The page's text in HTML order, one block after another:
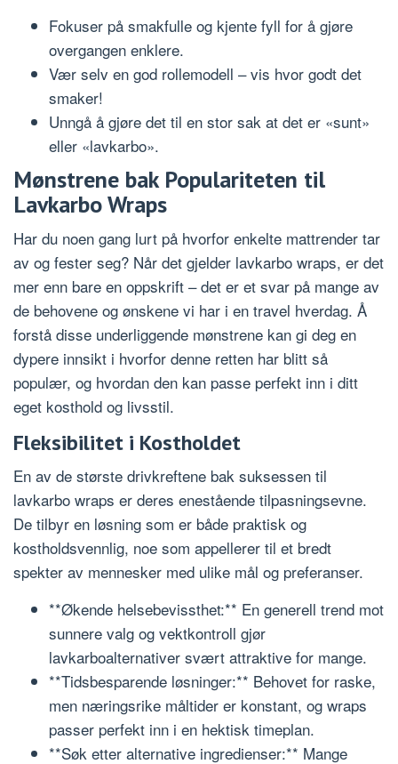
Fokuser på smakfulle og kjente fyll for å gjøre
overgangen enklere.
Vær selv en god rollemodell – vis hvor godt det
smaker!
Unngå å gjøre det til en stor sak at det er «sunt»
eller «lavkarbo».
Mønstrene bak Populariteten til
Lavkarbo Wraps
Har du noen gang lurt på hvorfor enkelte mattrender tar
av og fester seg? Når det gjelder lavkarbo wraps, er det
mer enn bare en oppskrift – det er et svar på mange av
de behovene og ønskene vi har i en travel hverdag. Å
forstå disse underliggende mønstrene kan gi deg en
dypere innsikt i hvorfor denne retten har blitt så
populær, og hvordan den kan passe perfekt inn i ditt
eget kosthold og livsstil.
Fleksibilitet i Kostholdet
En av de største drivkreftene bak suksessen til
lavkarbo wraps er deres enestående tilpasningsevne.
De tilbyr en løsning som er både praktisk og
kostholdsvennlig, noe som appellerer til et bredt
spekter av mennesker med ulike mål og preferanser.
**Økende helsebevissthet:** En generell trend mot
sunnere valg og vektkontroll gjør
lavkarboalternativer svært attraktive for mange.
**Tidsbesparende løsninger:** Behovet for raske,
men næringsrike måltider er konstant, og wraps
passer perfekt inn i en hektisk timeplan.
**Søk etter alternative ingredienser:** Mange